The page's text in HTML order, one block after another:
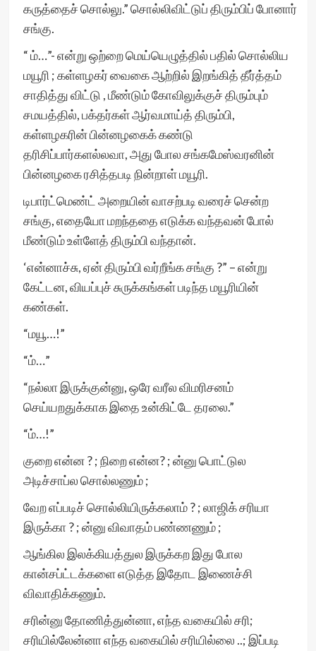
கருத்தைச் சொல்லு.” சொல்லிவிட்டுப் திரும்பிப் போனார்
சங்கு.
“ ம்…”- என்று ஒற்றை மெய்யெழுத்தில் பதில் சொல்லிய
மயூரி ; கள்ளழகர் வைகை ஆற்றில் இறங்கித் தீர்த்தம்
சாதித்து விட்டு , மீண்டும் கோவிலுக்குச் திரும்பும்
சமயத்தில், பக்தர்கள் ஆர்வமாய்த் திரும்பி,
கள்ளழகரின் பின்னழகைக் கண்டு
தரிசிப்பார்களல்லவா, அது போல சங்கமேஸ்வரனின்
பின்னழகை ரசித்தபடி நின்றாள் மயூரி.
டிபார்ட்மெண்ட் அறையின் வாசற்படி வரைச் சென்ற
சங்கு, எதையோ மறந்ததை எடுக்க வந்தவன் போல்
மீண்டும் உள்ளேத் திரும்பி வந்தான்.
‘என்னாச்சு, ஏன் திரும்பி வர்றீங்க சங்கு ?” – என்று
கேட்டன, வியப்புச் சுருக்கங்கள் படிந்த மயூரியின்
கண்கள்.
“மயூ…!”
“ம்…”
“நல்லா இருக்குன்னு, ஒரே வரீல விமரிசனம்
செய்யறதுக்காக இதை உன்கிட்டே தரலை.”
“ம்…!”
குறை என்ன ? ; நிறை என்ன? ; ன்னு பொட்டுல
அடிச்சாப்ல சொல்லணும் ;
வேற எப்படிச் சொல்லியிருக்கலாம் ? ; லாஜிக் சரியா
இருக்கா ? ; ன்னு விவாதம் பண்ணணும் ;
ஆங்கில இலக்கியத்துல இருக்கற இது போல
கான்சப்ட்டக்களை எடுத்த இதோட இணைச்சி
விவாதிக்கணும்.
சரின்னு தோணித்துன்னா, எந்த வகையில் சரி;
சரியில்லேன்னா எந்த வகையில் சரியில்லை ..; இப்படி